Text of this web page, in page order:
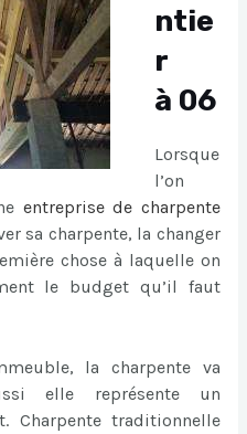
ntie
r
à 06
Lorsque
l’on
entreprise de charpente
sa charpente, la changer
chose à laquelle on
le budget qu’il faut
la charpente va
elle représente un
Charpente traditionnelle